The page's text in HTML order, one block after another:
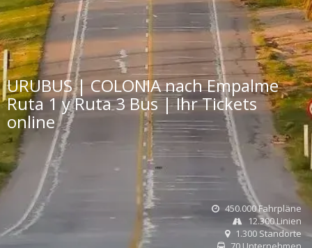
URUBUS | COLONIA nach Empalme
Ruta 1 y Ruta 3 Bus | Ihr Tickets
online
450.000 Fahrpläne
12.300 Linien
1.300 Standorte